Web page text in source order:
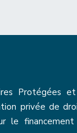
Protégées
privée de
le